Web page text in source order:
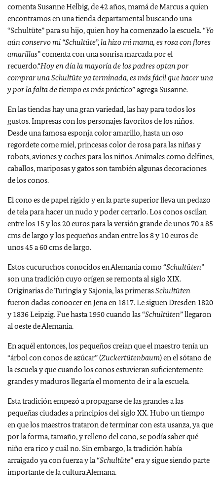
comenta Susanne Helbig, de 42 años, mamá de Marcus a quien
encontramos en una tienda departamental buscando una
“Schultüte” para su hijo, quien hoy ha comenzado la escuela. “Yo
aún conservo mi “Schultüte”,la hizo mi mama, es rosa con flores
amarillas” comenta con una sonrisa marcada por el
recuerdo.“Hoy en día la mayoría de los padres optan por
comprar una Schultüte ya terminada, es más fácil que hacer una
y por la falta de tiempo es más práctico” agrega Susanne.
En las tiendas hay una gran variedad, las hay para todos los
gustos. Impresas con los personajes favoritos de los niños.
Desde una famosa esponja color amarillo, hasta un oso
regordete come miel, princesas color de rosa para las niñas y
robots, aviones y coches para los niños. Animales como delfines,
caballos, mariposas y gatos son también algunas decoraciones
de los conos.
El cono es de papel rígido y en la parte superior lleva un pedazo
de tela para hacer un nudo y poder cerrarlo. Los conos oscilan
entre los 15 y los 20 euros para la versión grande de unos 70 a 85
cms de largo y los pequeños andan entre los 8 y 10 euros de
unos 45 a 60 cms de largo.
Estos cucuruchos conocidos en Alemania como “Schultüten”
son una tradición cuyo orígen se remonta al siglo XIX.
Originarias de Turingia y Sajonia, las primerasSchultüten
fueron dadas conoocer en Jena en 1817. Le siguen Dresden 1820
y 1836 Leipzig. Fue hasta 1950 cuando las “Schultüten” llegaron
al oeste de Alemania.
En aquél entonces, los pequeños creían que el maestro tenía un
“árbol con conos de azúcar” (Zuckertütenbaum) en el sótano de
la escuela y que cuando los conos estuvieran suficientemente
grandes y maduros llegaría el momento de ir a la escuela.
Esta tradición empezó a propagarse de las grandes a las
pequeñas ciudades a principios del siglo XX. Hubo un tiempo
en que los maestros trataron de terminar con esta usanza, ya que
por la forma, tamaño, y relleno del cono, se podía saber qué
niño era rico y cuál no. Sin embargo, la tradición había
arraigado ya con fuerza y la “Schultüte” era y sigue siendo parte
importante de la cultura Alemana.